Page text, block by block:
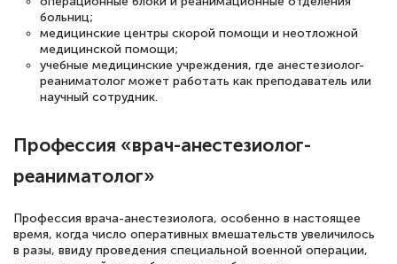
оперативно связались со мной
специалисты, ответили на все
интересующие вопросы и в течении
двух…
Знаток города 7 уровня
10 марта 2026
Оставила заявку на обучение онлайн, мне
больниц;
медицинские центры скорой помощи и неотложной
медицинской помощи;
учебные медицинские учреждения, где анестезиолог-
реаниматолог может работать как преподаватель или
научный сотрудник.
Профессия «врач-анестезиолог-
реаниматолог»
Профессия врача-анестезиолога, особенно в настоящее
время, когда число оперативных вмешательств увеличилось
в разы, ввиду проведения специальной военной операции,